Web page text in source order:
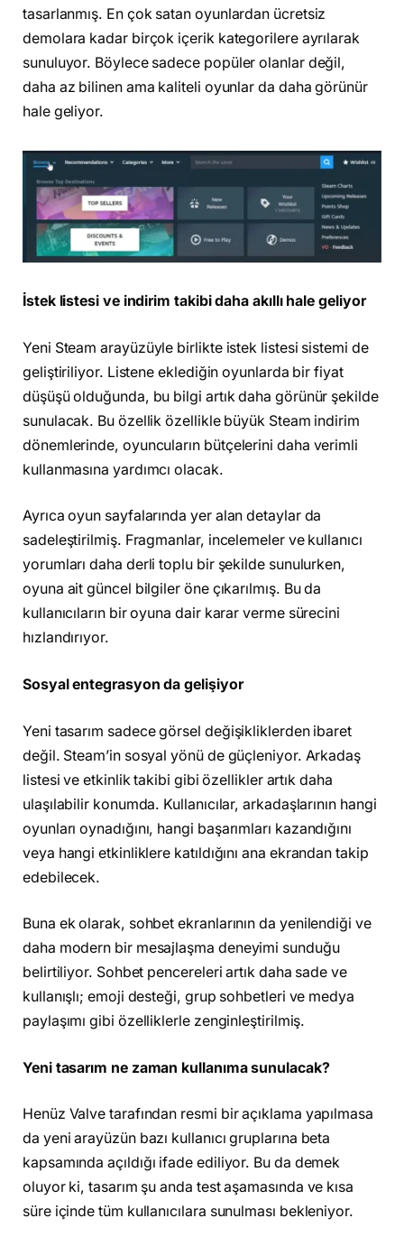
tasarlanmış. En çok satan oyunlardan ücretsiz
demolara kadar birçok içerik kategorilere ayrılarak
sunuluyor. Böylece sadece popüler olanlar değil,
daha az bilinen ama kaliteli oyunlar da daha görünür
hale geliyor.
İstek listesi ve indirim takibi daha akıllı hale geliyor
Yeni Steam arayüzüyle birlikte istek listesi sistemi de
geliştiriliyor. Listene eklediğin oyunlarda bir fiyat
düşüşü olduğunda, bu bilgi artık daha görünür şekilde
sunulacak. Bu özellik özellikle büyük Steam indirim
dönemlerinde, oyuncuların bütçelerini daha verimli
kullanmasına yardımcı olacak.
Ayrıca oyun sayfalarında yer alan detaylar da
sadeleştirilmiş. Fragmanlar, incelemeler ve kullanıcı
yorumları daha derli toplu bir şekilde sunulurken,
oyuna ait güncel bilgiler öne çıkarılmış. Bu da
kullanıcıların bir oyuna dair karar verme sürecini
hızlandırıyor.
Sosyal entegrasyon da gelişiyor
Yeni tasarım sadece görsel değişikliklerden ibaret
değil. Steam’in sosyal yönü de güçleniyor. Arkadaş
listesi ve etkinlik takibi gibi özellikler artık daha
ulaşılabilir konumda. Kullanıcılar, arkadaşlarının hangi
oyunları oynadığını, hangi başarımları kazandığını
veya hangi etkinliklere katıldığını ana ekrandan takip
edebilecek.
Buna ek olarak, sohbet ekranlarının da yenilendiği ve
daha modern bir mesajlaşma deneyimi sunduğu
belirtiliyor. Sohbet pencereleri artık daha sade ve
kullanışlı; emoji desteği, grup sohbetleri ve medya
paylaşımı gibi özelliklerle zenginleştirilmiş.
Yeni tasarım ne zaman kullanıma sunulacak?
Henüz Valve tarafından resmi bir açıklama yapılmasa
da yeni arayüzün bazı kullanıcı gruplarına beta
kapsamında açıldığı ifade ediliyor. Bu da demek
oluyor ki, tasarım şu anda test aşamasında ve kısa
süre içinde tüm kullanıcılara sunulması bekleniyor.